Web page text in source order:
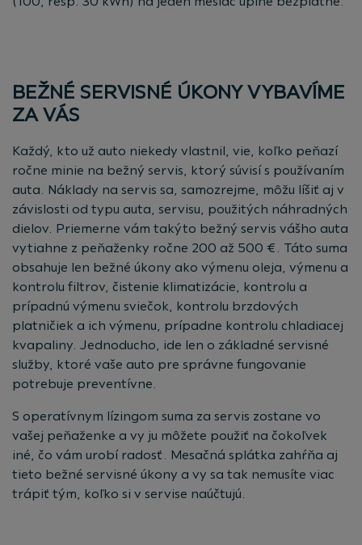
BEŽNÉ SERVISNÉ ÚKONY VYBAVÍME
ZA VÁS
Každý, kto už auto niekedy vlastnil, vie, koľko peňazí
ročne minie na bežný servis, ktorý súvisí s používaním
auta. Náklady na servis sa, samozrejme, môžu líšiť aj v
závislosti od typu auta, servisu, použitých náhradných
dielov. Priemerne vám takýto bežný servis vášho auta
vytiahne z peňaženky ročne 200 až 500 €. Táto suma
obsahuje len bežné úkony ako výmenu oleja, výmenu a
kontrolu filtrov, čistenie klimatizácie, kontrolu a
prípadnú výmenu sviečok, kontrolu brzdových
platničiek a ich výmenu, prípadne kontrolu chladiacej
kvapaliny. Jednoducho, ide len o základné servisné
služby, ktoré vaše auto pre správne fungovanie
potrebuje preventívne.
S operatívnym lízingom suma za servis zostane vo
vašej peňaženke a vy ju môžete použiť na čokoľvek
iné, čo vám urobí radosť. Mesačná splátka zahŕňa aj
tieto bežné servisné úkony a vy sa tak nemusíte viac
trápiť tým, koľko si v servise naúčtujú.